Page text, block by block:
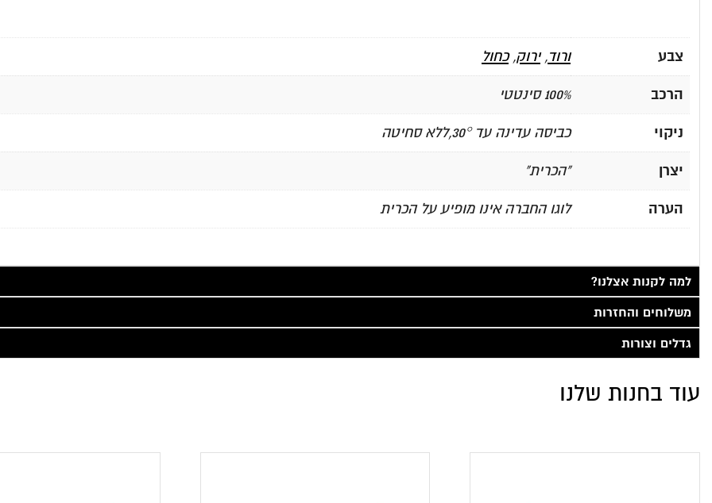
צבע ורוד,ירוק,כחול
הרכב 100% סינטטי
ניקוי כביסה עדינה עד 30°,ללא סחיטה
יצרן "הכרית"
הערה לוגו החברה אינו מופיע על הכרית
למה לקנות אצלנו?
משלוחים והחזרות
גדלים וצורות
עוד בחנות שלנו